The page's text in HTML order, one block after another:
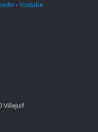
- Youtube
Villejuif